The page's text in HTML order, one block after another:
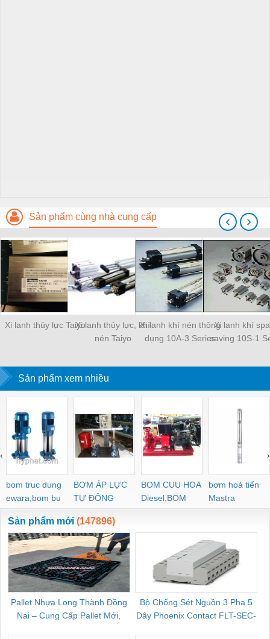
Sản phẩm cùng nhà cung cấp
Xi lanh thủy lực TaiyoXi lanh thủy lực, khí
nén Taiyo
Xi lanh khí nén thông
dụng 10A-3 Series
Xi lanh khí
saving 10S-1
‹ ›
Sản phẩm xem nhiều
bom truc dung
ewara,bom bu
ewara
BƠM ÁP LỰC
TỰ ĐỘNG
BOM CUU HOA
Diesel,BOM
CHUA CHAY
bơm hoả tiển
Mastra
‹ ›
Sản phẩm mới (147896)
Pallet Nhựa Long Thành Đồng
Nai – Cung Cấp Pallet Mới,
Bộ Chống Sét Nguồn 3 Pha 5
Dây Phoenix Contact FLT-SEC-